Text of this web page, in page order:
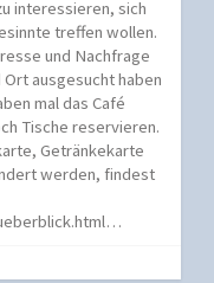
interessieren, sich
treffen wollen.
und Nachfrage
ausgesucht haben
mal das Café
Tische reservieren.
Getränkekarte
werden, findest